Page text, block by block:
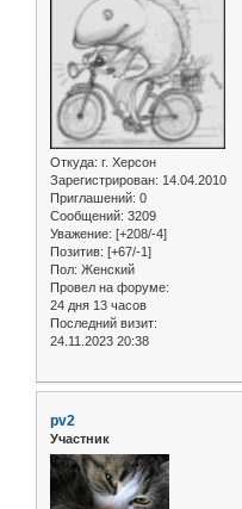
Откуда: г. Херсон
Зарегистрирован: 14.04.2010
Приглашений: 0
Сообщений: 3209
Уважение: [+208/-4]
Позитив: [+67/-1]
Пол: Женский
Провел на форуме:
24 дня 13 часов
Последний визит:
24.11.2023 20:38
pv2
Участник